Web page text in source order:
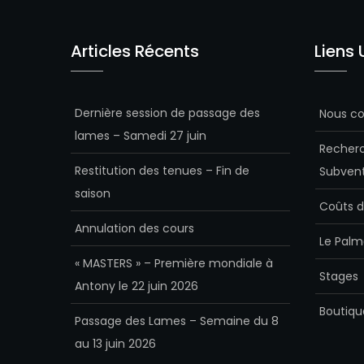
Articles Récents
Dernière session de passage des
lames – Samedi 27 juin
Restitution des tenues – Fin de
saison
Annulation des cours
« MASTERS » – Première mondiale à
Antony le 22 juin 2026
Passage des Lames – Semaine du 8
au 13 juin 2026
Liens
Nous
Coûts
Le
Stages